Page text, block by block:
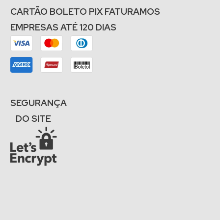
CARTÃO BOLETO PIX FATURAMOS
EMPRESAS ATÉ 120 DIAS
SEGURANÇA
DO SITE